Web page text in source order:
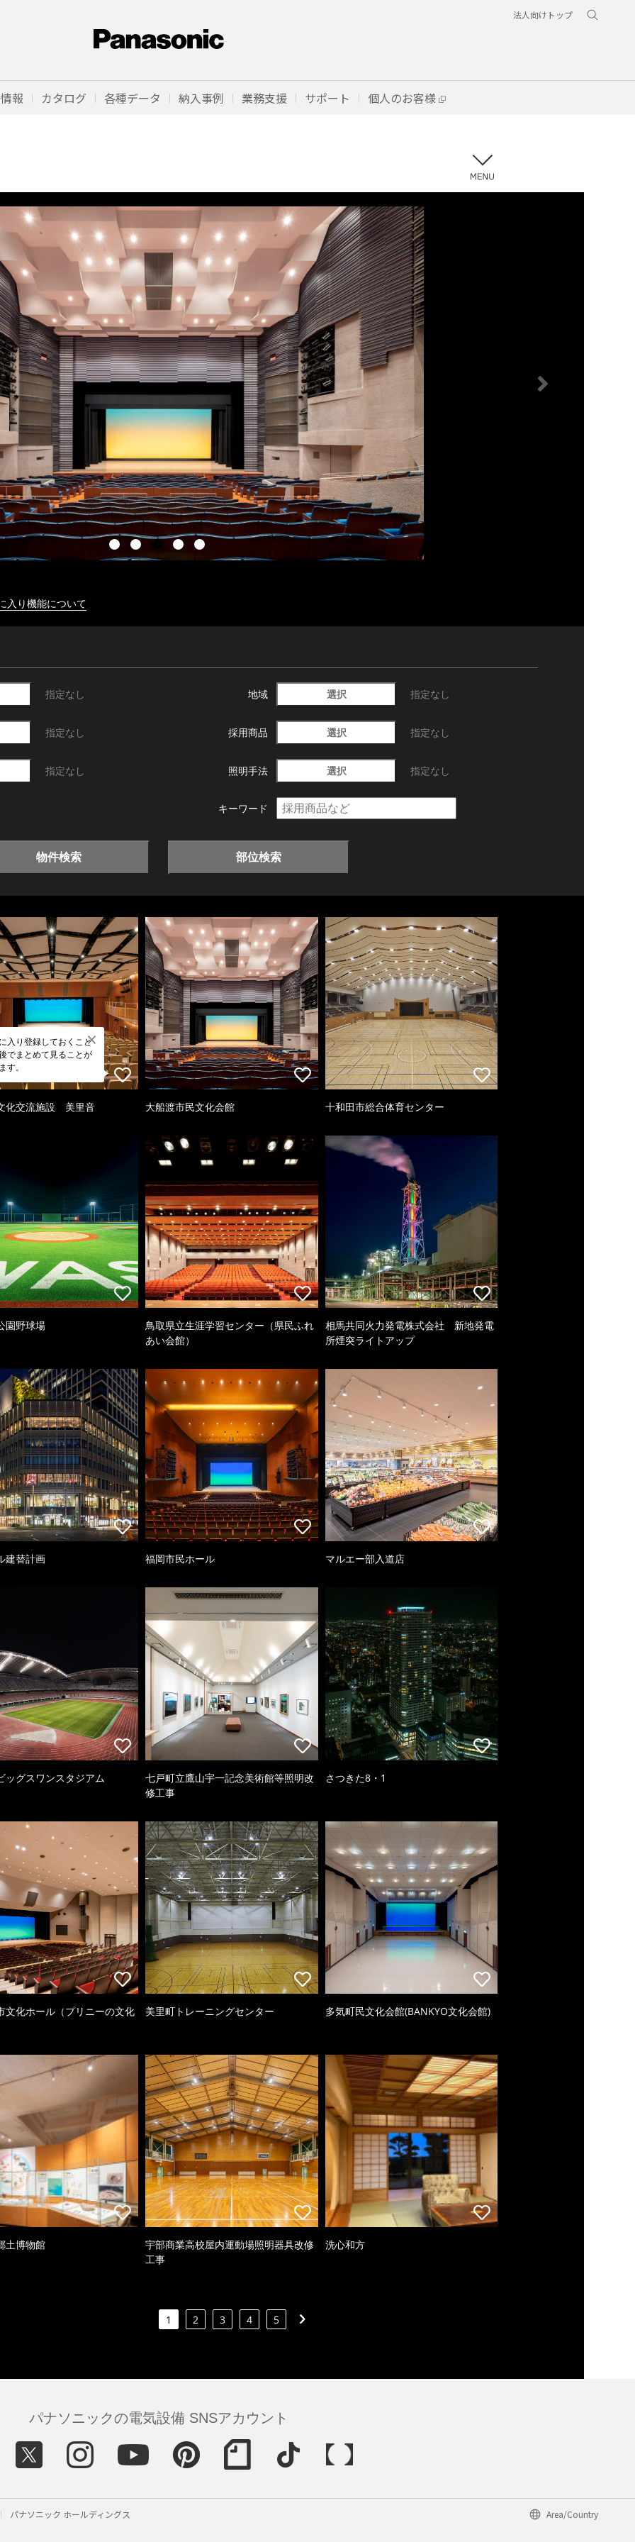
法人向けトップ
報 カタログ 各種データ 納入事例 業務支援 サポート 個人のお客様
入り機能について
指定なし 地域 選択 指定なし
指定なし 採用商品 選択 指定なし
指定なし 照明手法 選択 指定なし
キーワード
物件検索 部位検索
入り登録しておくこと
でまとめて見ることが
す。
化交流施設 美里音 大船渡市民文化会館 十和田市総合体育センター
園野球場
鳥取県立生涯学習センター（県民ふれ
あい会館）
相馬共同火力発電株式会社 新地発電
所煙突ライトアップ
建替計画 福岡市民ホール マルエー部入道店
ッグスワンスタジアム
七戸町立鷹山宇一記念美術館等照明改
修工事
さつきた8・1
文化ホール（プリニーの文化
美里町トレーニングセンター 多気町民文化会館(BANKYO文化会館)
土博物館
宇部商業高校屋内運動場照明器具改修
工事
洗心和方
1 2 3 4 5
パナソニックの電気設備 SNSアカウント
パナソニック ホールディングス Area/Country